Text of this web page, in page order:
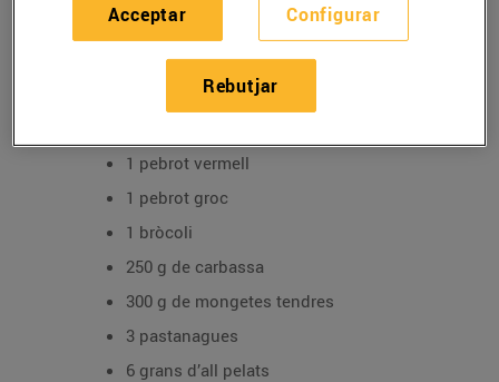
Ingredients per a 4 persones:
2 albergínies
1 carbassó
1 pebrot vermell
1 pebrot groc
1 bròcoli
250 g de carbassa
300 g de mongetes tendres
3 pastanagues
6 grans d’all pelats
Configurar
Rebutjar
Acceptar